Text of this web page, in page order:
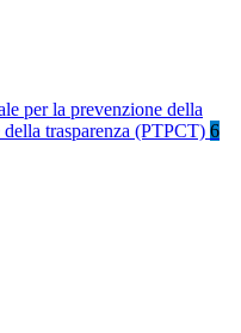
per la prevenzione della
trasparenza (PTPCT) 6